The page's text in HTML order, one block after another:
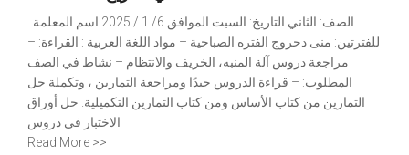
للفترتين: منى دحروج الفتره الصباحية – مواد اللغة العربية : القراءة: –
مراجعة دروس آلة المنبه، الخريف والانتظام – نشاط في الصف
المطلوب: – قراءة الدروس جيدًا ومراجعة التمارين ، وتكملة حل
التمارين من كتاب الأساس ومن كتاب التمارين التكميلية. حل أوراق
الاختبار في دروس
Read More >>